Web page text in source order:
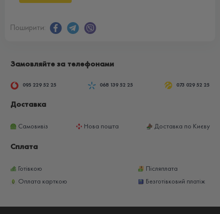
Поширити:
Замовляйте за телефонами
095 229 52 25 068 139 52 25 073 029 52 25
Доставка
Самовивіз Нова пошта Доставка по Києву
Сплата
Готівкою
Післяплата
Оплата карткою
Безготівковий платіж